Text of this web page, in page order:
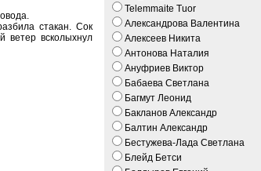
стакан. Сок
ветер всколыхнул
Telemmaite Tuor
Александрова Валентина
Алексеев Никита
Антонова Наталия
Ануфриев Виктор
Бабаева Светлана
Багмут Леонид
Бакланов Александр
Балтин Александр
Бестужева-Лада Светлана
Блейд Бетси